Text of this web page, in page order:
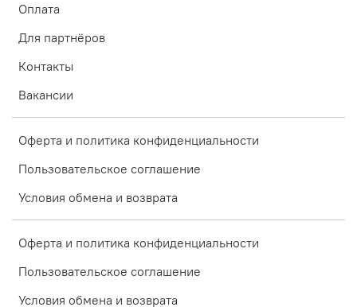
Оплата
Для партнёров
Контакты
Вакансии
Оферта и политика конфиденциальности
Пользовательское соглашение
Условия обмена и возврата
Оферта и политика конфиденциальности
Пользовательское соглашение
Условия обмена и возврата